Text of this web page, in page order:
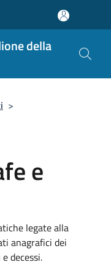
della
>
e
legate alla
anagrafici dei
decessi.